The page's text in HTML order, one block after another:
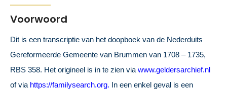
Voorwoord
Dit is een transcriptie van het doopboek van de Nederduits
Gereformeerde Gemeente van Brummen van 1708 – 1735,
RBS 358. Het origineel is in te zien via www.geldersarchief.nl
of via https://familysearch.org.
In een enkel geval is een